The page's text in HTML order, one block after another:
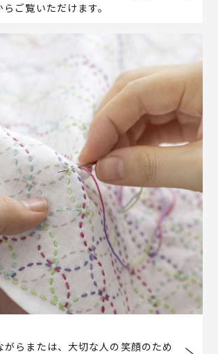
ご覧いただけます。
がらまたは、大切な人の笑顔のため